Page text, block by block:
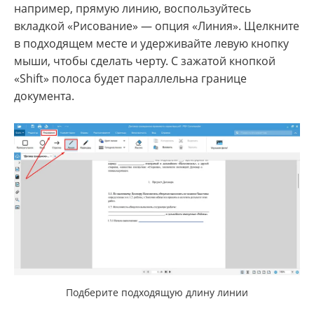
например, прямую линию, воспользуйтесь
вкладкой «Рисование» — опция «Линия». Щелкните
в подходящем месте и удерживайте левую кнопку
мыши, чтобы сделать черту. С зажатой кнопкой
«Shift» полоса будет параллельна границе
документа.
Подберите подходящую длину линии